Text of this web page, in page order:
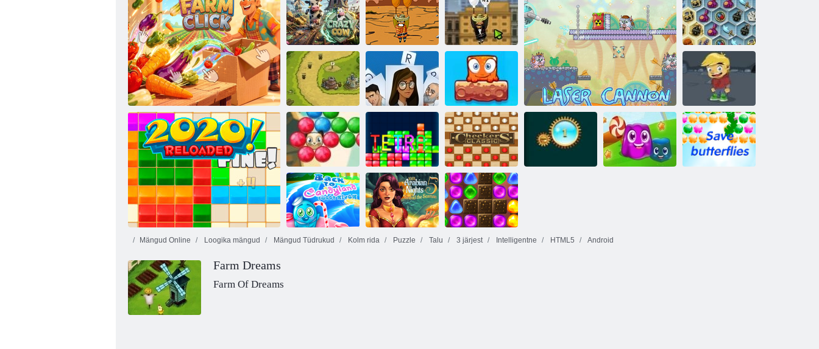
Farm Click
Hull Lehm Amigo Pancho
Amigo Pancho
2: New Yorgi
partei
Aarded Mystic
Sea
Kuningriigi
kiirustamine
Loits
Mixed World:
nädalavahetus
Minu
seiklusraamat 2
Mullilaskuri
saaga 2
Tetra Kabe Classic
Mängud Online Loogika mängud Mängud Tüdrukud Kolm rida Puzzle Talu 3 järjest Intelligentne HTML5 Android
Farm Dreams
Farm Of Dreams